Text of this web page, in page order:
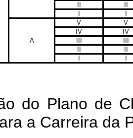
A
V
V
IV
IV
do Plano de
a Carreira da